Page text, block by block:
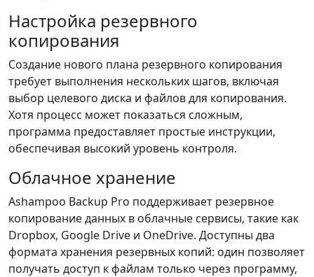
Настройка резервного
копирования
Создание нового плана резервного копирования
требует выполнения нескольких шагов, включая
выбор целевого диска и файлов для копирования.
Хотя процесс может показаться сложным,
программа предоставляет простые инструкции,
обеспечивая высокий уровень контроля.
Облачное хранение
Ashampoo Backup Pro поддерживает резервное
копирование данных в облачные сервисы, такие как
Dropbox, Google Drive и OneDrive. Доступны два
формата хранения резервных копий: один позволяет
получать доступ к файлам только через программу,